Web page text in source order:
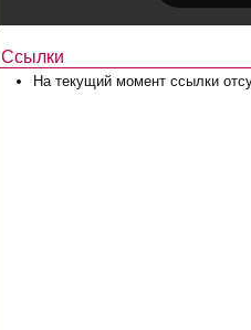
Ссылки
На текущий момент ссылки